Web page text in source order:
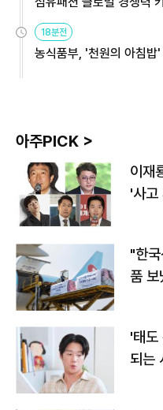
원
18분전
농식품부, '천원의 아침
아주PICK >
이재
'사고
"한
품 보
'태도
되는